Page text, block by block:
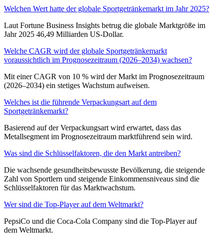
Welchen Wert hatte der globale Sportgetränkemarkt im Jahr 2025?
Laut Fortune Business Insights betrug die globale Marktgröße im
Jahr 2025 46,49 Milliarden US-Dollar.
Welche CAGR wird der globale Sportgetränkemarkt
voraussichtlich im Prognosezeitraum (2026–2034) wachsen?
Mit einer CAGR von 10 % wird der Markt im Prognosezeitraum
(2026–2034) ein stetiges Wachstum aufweisen.
Welches ist die führende Verpackungsart auf dem
Sportgetränkemarkt?
Basierend auf der Verpackungsart wird erwartet, dass das
Metallsegment im Prognosezeitraum marktführend sein wird.
Was sind die Schlüsselfaktoren, die den Markt antreiben?
Die wachsende gesundheitsbewusste Bevölkerung, die steigende
Zahl von Sportlern und steigende Einkommensniveaus sind die
Schlüsselfaktoren für das Marktwachstum.
Wer sind die Top-Player auf dem Weltmarkt?
PepsiCo und die Coca-Cola Company sind die Top-Player auf
dem Weltmarkt.